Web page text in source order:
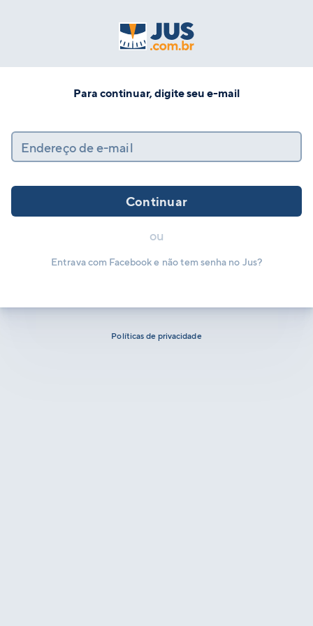
Para continuar, digite seu e-mail
Endereço de e-mail
Continuar
ou
Entrava com Facebook e não tem senha no Jus?
Políticas de privacidade